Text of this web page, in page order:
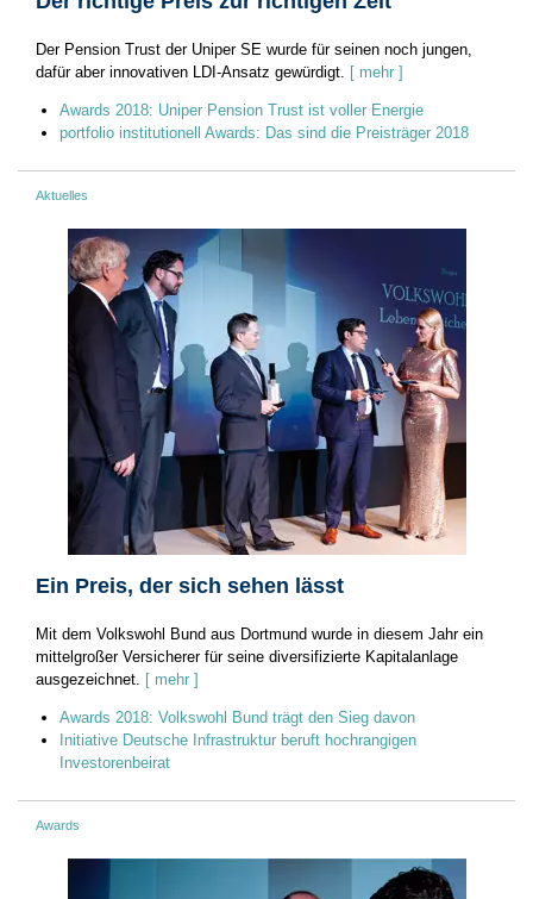
Der Pension Trust der Uniper SE wurde für seinen noch jungen,
dafür aber innovativen LDI-Ansatz gewürdigt. [ mehr ]
Awards 2018: Uniper Pension Trust ist voller Energie
portfolio institutionell Awards: Das sind die Preisträger 2018
Aktuelles
Ein Preis, der sich sehen lässt
Mit dem Volkswohl Bund aus Dortmund wurde in diesem Jahr ein
mittelgroßer Versicherer für seine diversifizierte Kapitalanlage
ausgezeichnet. [ mehr ]
Awards 2018: Volkswohl Bund trägt den Sieg davon
Initiative Deutsche Infrastruktur beruft hochrangigen
Investorenbeirat
Awards